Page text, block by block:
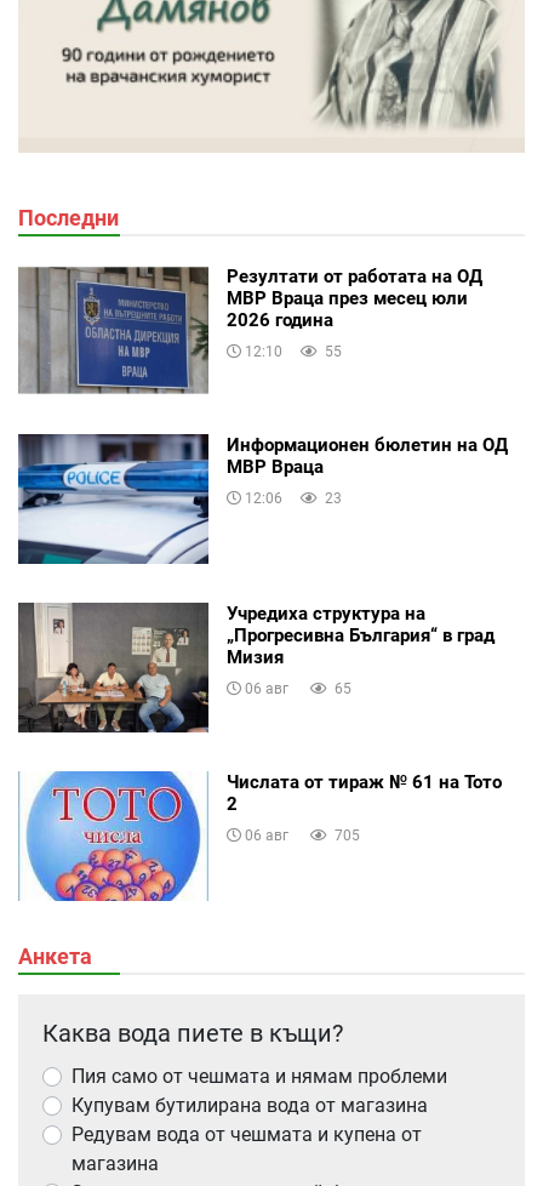
Последни
Резултати от работата на ОД
МВР Враца през месец юли
2026 година
12:10 55
Информационен бюлетин на ОД
МВР Враца
12:06 23
Учредиха структура на
„Прогресивна България“ в град
Мизия
06 авг 65
Числата от тираж № 61 на Тото
2
06 авг 705
Анкета
Каква вода пиете в къщи?
Пия само от чешмата и нямам проблеми
Купувам бутилирана вода от магазина
Редувам вода от чешмата и купена от
магазина